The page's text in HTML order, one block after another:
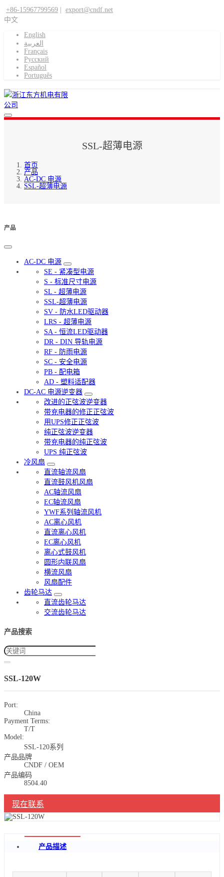
+86-15967799569
export@cndf.net
中文
English
العربية
Français
Pусский
Español
Português
SSL-超薄电源
首页
产品
AC-DC 电源
SSL-超薄电源
产品
AC-DC 电源
SE - 紧凑型电源
S - 标准尺寸电源
SL - 超薄电源
SSL-超薄电源
SV - 防水LED驱动器
LRS - 超薄电源
SA - 恒流LED驱动器
DR - DIN 导轨电源
RF - 防雨电源
SC - 安全电源
PB - 配电箱
AD - 塑料适配器
DC-AC 电源逆变器
改进的正弦波逆变器
带充电器的修正正弦波
用UPS修正正弦波
纯正弦波逆变器
带充电器的纯正弦波
UPS 纯正弦波
冷风扇
直流轴流风扇
直流鼓风机风扇
AC轴流风扇
EC轴流风扇
YWF系列轴流风机
AC离心风机
直流离心风机
EC离心风机
离心式鼓风机
圆形内联风扇
横流风扇
风扇配件
齿轮马达
直流齿轮马达
交流齿轮马达
产品搜索
SSL-120W
Port:
China
Payment Terms:
T/T
Model:
SSL-120系列
产品品牌
CNDF / OEM
产品编码
8504.40
现在联系
产品描述